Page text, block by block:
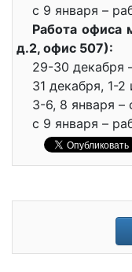
с 9 января –
Работа офиса
д.2, офис 507):
29-30 декабря
31 декабря, 1-
3-6, 8 января –
с 9 января –